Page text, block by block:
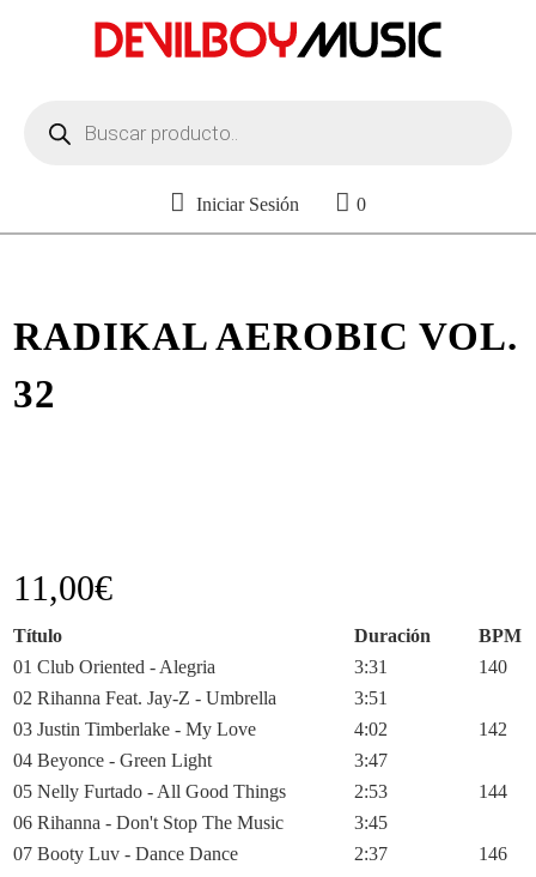
productos
Iniciar Sesión 0
RADIKAL AEROBIC VOL.
32
11,00€
Título Duración
BPM
01 Club Oriented - Alegria
3:31
140
02 Rihanna Feat. Jay-Z - Umbrella
3:51
03 Justin Timberlake - My Love
4:02
142
04 Beyonce - Green Light
3:47
05 Nelly Furtado - All Good Things
2:53
144
06 Rihanna - Don't Stop The Music
3:45
07 Booty Luv - Dance Dance
2:37
146